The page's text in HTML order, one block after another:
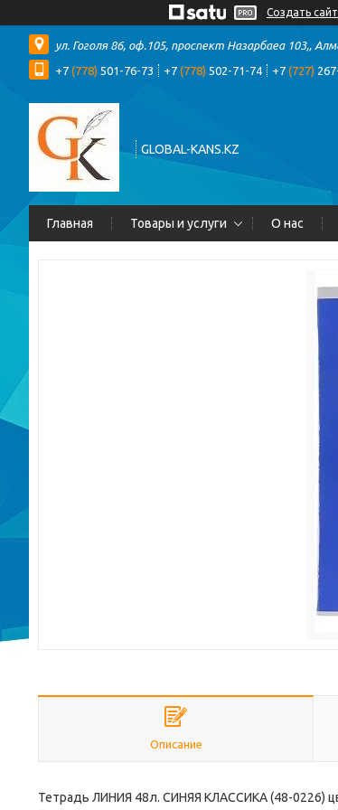
Создать сайт
ул. Гоголя 86, оф.105, проспект Назарбаеа 103,,
+7 (778) 501-76-73 +7 (778) 502-71-74 +7 (727)
GLOBAL-KANS.KZ
Главная Товары и услуги О нас
Описание
Тетрадь ЛИНИЯ 48л. СИНЯЯ КЛАССИКА (48-0226)